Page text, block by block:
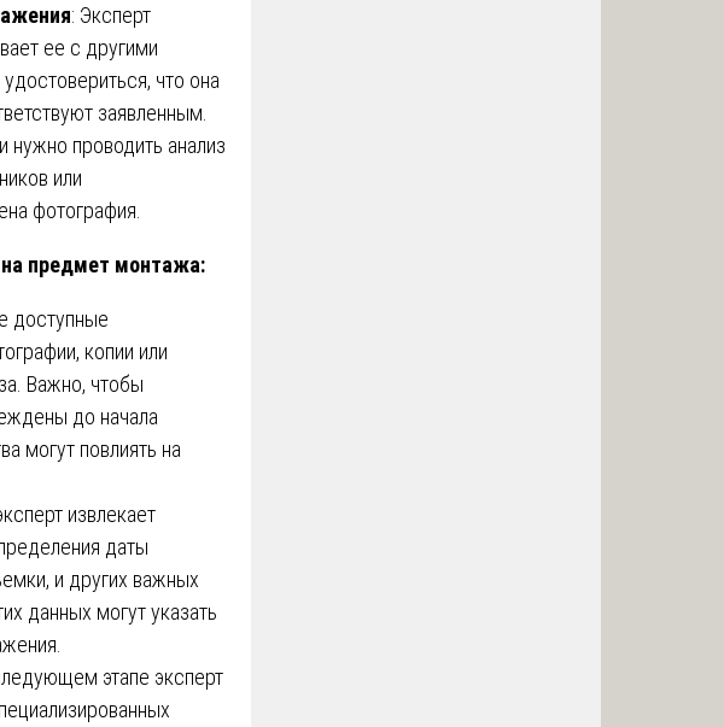
: Эксперт
ее с другими
что она
заявленным.
проводить анализ
или
фотография.
предмет монтажа:
доступные
копии или
Важно, чтобы
до начала
могут повлиять на
извлекает
даты
и других важных
данных могут указать
этапе эксперт